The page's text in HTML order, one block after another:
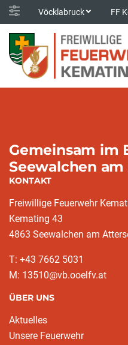
Vöcklabruck FF
Gemeinsam im
Seewalchen
KONTAKT
Freiwillige Feuerwehr
Kemating 43
4863 Seewalchen am
T: +43 7662 5031
M: 13510@vb.ooelfv.at
ÜBER UNS
Aktuelles
Unsere Feuerwehr